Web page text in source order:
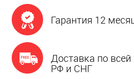
Гарантия 12
Доставка по всей
РФ и СНГ